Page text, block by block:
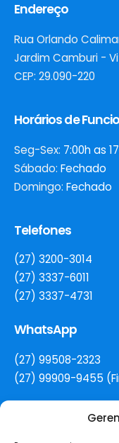
Endereço
Rua Orlando
Jardim Camburi -
CEP: 29.090-220
Horários de
Seg-Sex: 7:00h as
Sábado: Fechado
Domingo: Fechado
Telefones
(27) 3200-3014
(27) 3337-6011
(27) 3337-4731
WhatsApp
(27) 99508-2323
(27) 99909-9455